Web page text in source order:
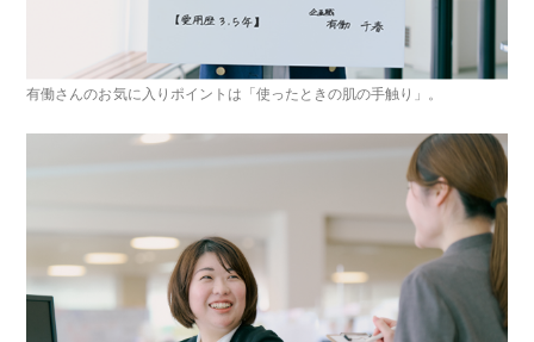
有働さんのお気に入りポイントは「使ったときの肌の手触り」。